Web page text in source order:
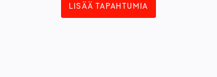
LISÄÄ TAPAHTUMIA